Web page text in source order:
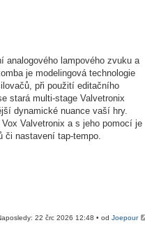
analogového lampového zvuku a
je modelingová technologie
při použití editačního
stará multi-stage Valvetronix
dynamické nuance vaší hry.
Valvetronix a s jeho pomocí je
či nastavení tap-tempo.
22 črc 2026 12:48 • odJoepour